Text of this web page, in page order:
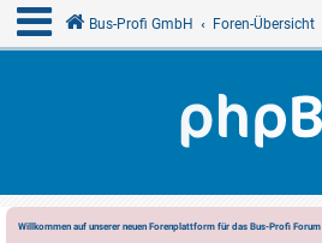
Bus-Profi GmbH Foren-Übersicht
Willkommen auf unserer neuen Forenplattform für das Bus-Profi Forum